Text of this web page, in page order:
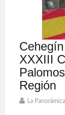
XXXIII
Región
La Panorámica